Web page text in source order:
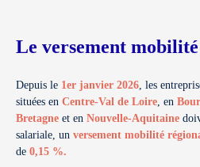
Le versement
Depuis le 1er janvier 2026, les
situées en Centre-Val de Loire, en
Bretagne et en Nouvelle-Aquitaine
salariale, un versement mobilité
de 0,15 %.